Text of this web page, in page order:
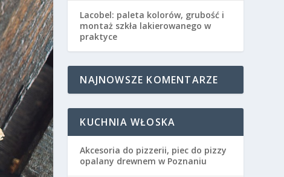
Lacobel: paleta kolorów, grubość i
montaż szkła lakierowanego w
praktyce
NAJNOWSZE KOMENTARZE
KUCHNIA WŁOSKA
Akcesoria do pizzerii, piec do pizzy
opalany drewnem w Poznaniu